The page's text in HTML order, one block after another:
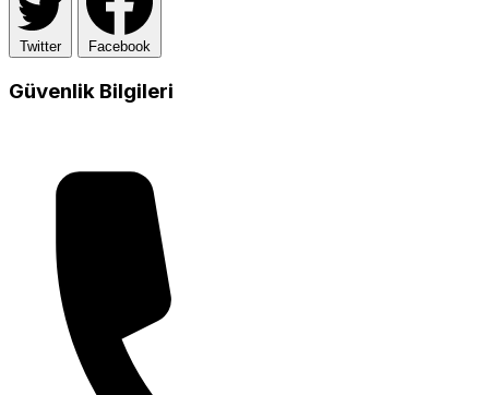
Twitter Facebook
Güvenlik Bilgileri